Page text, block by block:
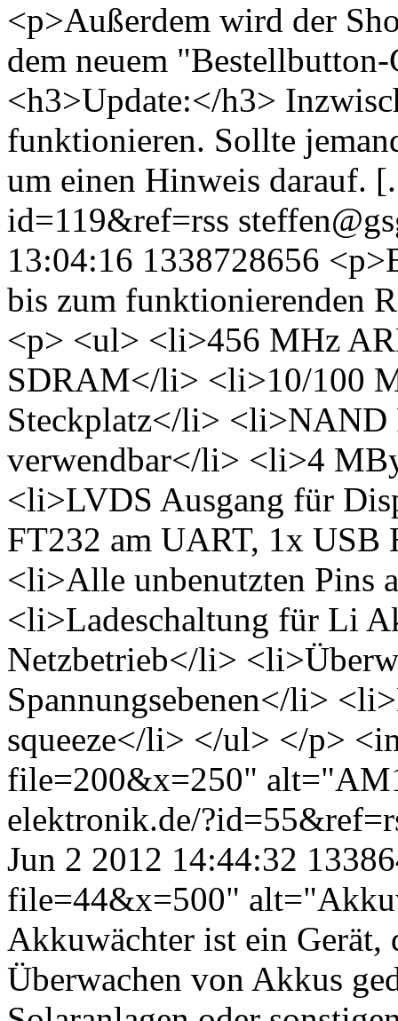
<p>Außerdem wird der
dem neuem
<h3>Update:</h3>
funktionieren. Sollte
um einen Hinweis darauf.
id=119&ref=rss
13:04:16 1338728656
bis zum funktionierenden
<p> <ul> <li>456 MHz
SDRAM</li> <li>10/100
Steckplatz</li> <li>NAND
verwendbar</li> <li>4
<li>LVDS Ausgang für
FT232 am UART, 1x
<li>Alle unbenutzten Pins
<li>Ladeschaltung für Li
Netzbetrieb</li>
Spannungsebenen</li>
squeeze</li> </ul> </p>
file=200&x=250"
elektronik.de/
Jun 2 2012 14:44:32
file=44&x=500"
Akkuwächter ist ein Gerät,
Überwachen von Akkus